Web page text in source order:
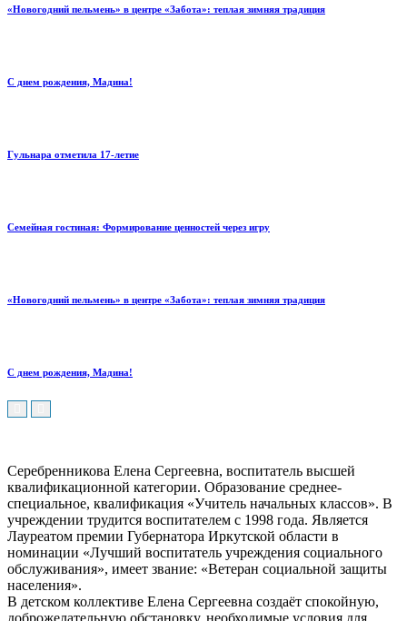
«Новогодний пельмень» в центре «Забота»: теплая зимняя традиция
С днем рождения, Мадина!
Гульнара отметила 17‑летие
Семейная гостиная: Формирование ценностей через игру
«Новогодний пельмень» в центре «Забота»: теплая зимняя традиция
С днем рождения, Мадина!
Серебренникова Елена Сергеевна, воспитатель высшей
квалификационной категории. Образование среднее-
специальное, квалификация «Учитель начальных классов». В
учреждении трудится воспитателем с 1998 года. Является
Лауреатом премии Губернатора Иркутской области в
номинации «Лучший воспитатель учреждения социального
обслуживания», имеет звание: «Ветеран социальной защиты
населения».
В детском коллективе Елена Сергеевна создаёт спокойную,